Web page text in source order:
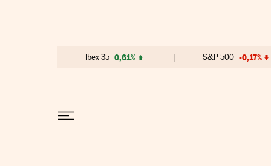
Ibex 35 0,61% S&P 500 -0,17%